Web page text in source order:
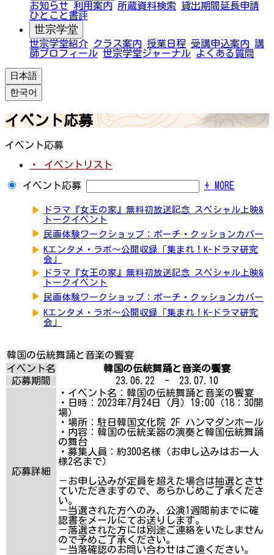
お知らせ 利用案内 所蔵資料検索
貸出期間延長申請
ひとこと書評
世宗学堂
世宗学堂紹介 クラス案内 授業日程 受講申込案内 講
師プロフィール 世宗学堂ジャーナル よくある質問
日本語
한국어
イベント応募
イベント応募
・ イベントリスト
イベント応募 + MORE
▶
ドラマ『女王の家』無料初放送記念 スペシャル上映&
トークイベント
▶ 民画体験ワークショップ：ポーチ・クッションカバー
▶ Kエンタメ・ラボ～公開収録「集まれ！K-ドラマ研究
会」
▶
ドラマ『女王の家』無料初放送記念 スペシャル上映&
トークイベント
▶ 民画体験ワークショップ：ポーチ・クッションカバー
▶ Kエンタメ・ラボ～公開収録「集まれ！K-ドラマ研究
会」
韓国の伝統舞踊と音楽の饗宴
イベント名
韓国の伝統舞踊と音楽の饗宴
応募期間
23.06.22 - 23.07.10
応募詳細
・イベント名：韓国の伝統舞踊と音楽の饗宴
・日時：2023年7月24日（月）19:00（18：30開
場）
・場所：駐日韓国文化院 2F ハンマダンホール
・内容：韓国の伝統楽器の演奏と韓国伝統舞踊
の舞台
・募集人員：約300名様（お申し込みはお一人
様2名まで）
－お申し込みが定員を超えた場合は抽選とさせ
ていただきますので、あらかじめご了承くださ
い。
－当選された方へのみ、公演1週間前までに確
認書をメールにてお送りします。
－落選された方には別途ご連絡をいたしません
ので予めご了承ください。
－当落確認のお問い合わせはご遠ください。